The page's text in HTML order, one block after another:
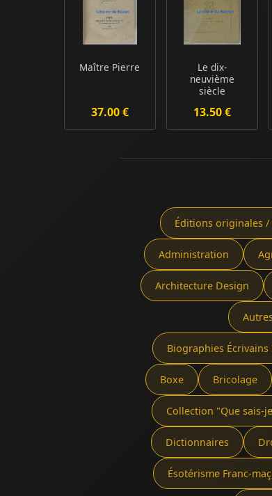
Maître Pierre
37.00 €
Le dix-
neuvième
siècle
13.50 €
Éditions originales /
Administration
Architecture Design
Biographies
Boxe Bricolage
Collection "Que sais-
Dictionnaires
Ésotérisme Franc-